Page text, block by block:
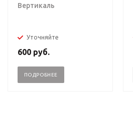
Вертикаль
Уточняйте
600 руб.
ПОДРОБНЕЕ